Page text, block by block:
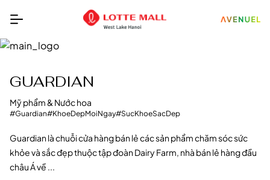
GUARDIAN
Mỹ phẩm & Nước hoa
#Guardian#KhoeDepMoiNgay#SucKhoeSacDep
Guardian là chuỗi cửa hàng bán lẻ các sản phẩm chăm sóc sức
khỏe và sắc đẹp thuộc tập đoàn Dairy Farm, nhà bán lẻ hàng đầu
châu Á về ...